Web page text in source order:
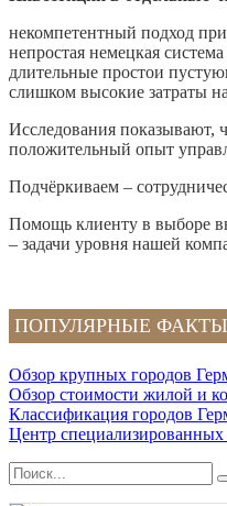
некомпетентный подход
непростая немецкая
длительные простои
слишком высокие затраты
Исследования показывают,
положительный опыт
Подчёркиваем –
Помощь клиенту в выборе
– задачи уровня нашей
ПОПУЛЯРНЫЕ ФАКТЫ
Обзор крупных городов
Обзор стоимости жилой и
Классификация городов
Центр специализированных